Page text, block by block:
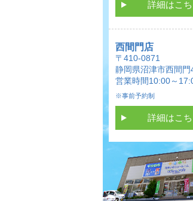
詳細はこ
西間門店
〒410-0871
静岡県沼津市西間門
営業時間10:00～
※事前予約制
詳細はこ